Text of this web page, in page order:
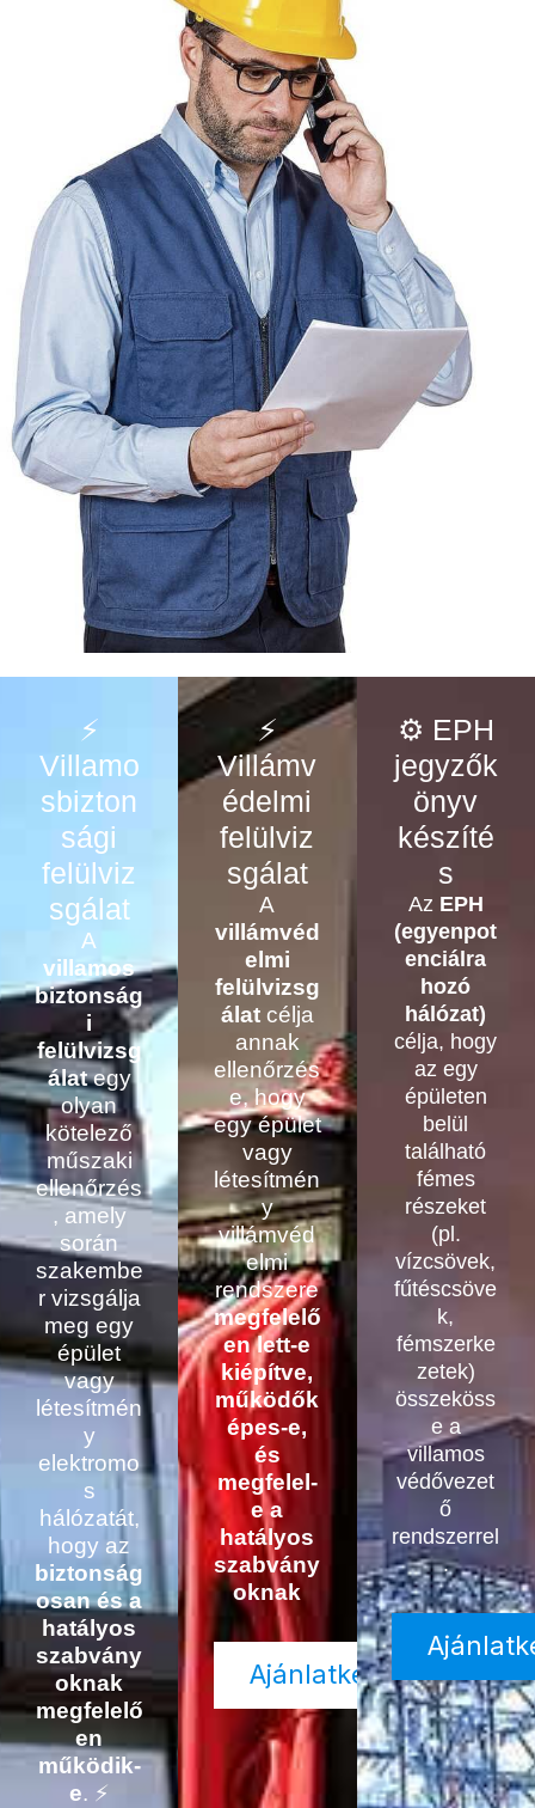
⚡
Villamo
sbizton
sági
felülviz
sgálat
A
villamos
biztonság
i
felülvizsg
álategy
olyan
kötelező
műszaki
ellenőrzés
, amely
során
szakembe
r vizsgálja
meg egy
épület
vagy
létesítmén
y
elektromo
s
hálózatát,
hogy az
biztonság
osan és a
hatályos
szabvány
oknak
megfelelő
en
működik-
e. ⚡
⚡
Villámv
édelmi
felülviz
sgálat
A
villámvéd
elmi
felülvizsg
álatcélja
annak
ellenőrzés
e, hogy
egy épület
vagy
létesítmén
y
villámvéd
elmi
rendszere
megfelelő
en lett-e
kiépítve,
működők
épes-e,
és
megfelel-
e a
hatályos
szabvány
oknak
Ajánlatkérés
⚙️ EPH
jegyzők
önyv
készíté
s
Az EPH
(egyenpot
enciálra
hozó
hálózat)
célja, hogy
az egy
épületen
belül
található
fémes
részeket
(pl.
vízcsövek,
fűtéscsöve
k,
fémszerke
zetek)
összeköss
e a
villamos
védővezet
ő
rendszerrel
.